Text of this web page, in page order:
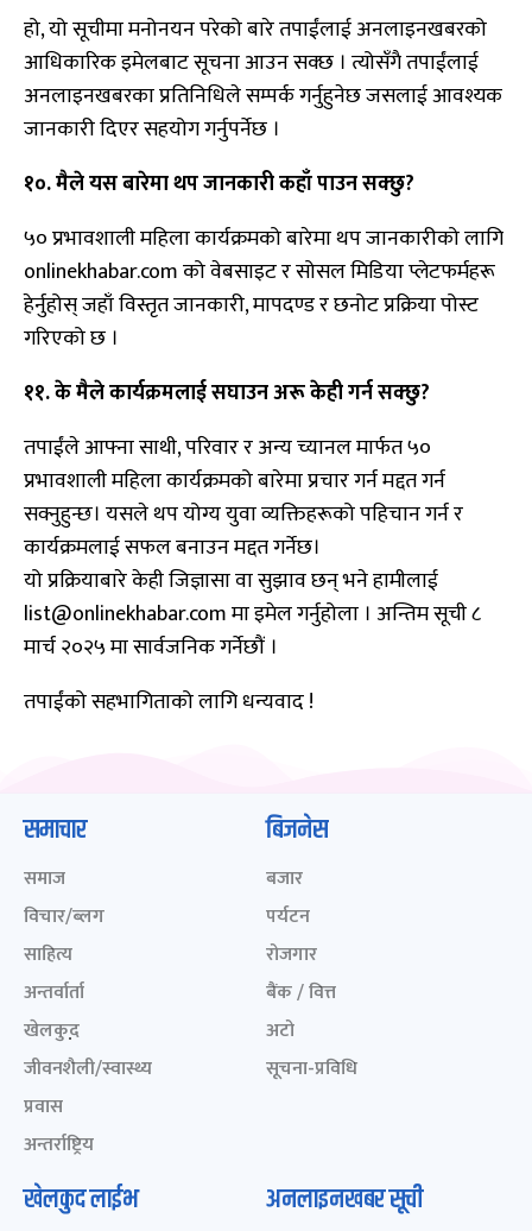
हो, यो सूचीमा मनोनयन परेको बारे तपाईंलाई अनलाइनखबरको
आधिकारिक इमेलबाट सूचना आउन सक्छ । त्योसँगै तपाईंलाई
अनलाइनखबरका प्रतिनिधिले सम्पर्क गर्नुहुनेछ जसलाई आवश्यक
जानकारी दिएर सहयोग गर्नुपर्नेछ ।
१०. मैले यस बारेमा थप जानकारी कहाँ पाउन सक्छु?
५० प्रभावशाली महिला कार्यक्रमको बारेमा थप जानकारीको लागि
onlinekhabar.com को वेबसाइट र सोसल मिडिया प्लेटफर्महरू
हेर्नुहोस् जहाँ विस्तृत जानकारी, मापदण्ड र छनोट प्रक्रिया पोस्ट
गरिएको छ ।
११. के मैले कार्यक्रमलाई सघाउन अरू केही गर्न सक्छु?
तपाईंले आफ्ना साथी, परिवार र अन्य च्यानल मार्फत ५०
प्रभावशाली महिला कार्यक्रमको बारेमा प्रचार गर्न मद्दत गर्न
सक्नुहुन्छ। यसले थप योग्य युवा व्यक्तिहरूको पहिचान गर्न र
कार्यक्रमलाई सफल बनाउन मद्दत गर्नेछ।
यो प्रक्रियाबारे केही जिज्ञासा वा सुझाव छन् भने हामीलाई
list@onlinekhabar.com मा इमेल गर्नुहोला । अन्तिम सूची ८
मार्च २०२५ मा सार्वजनिक गर्नेछौं ।
तपाईंको सहभागिताको लागि धन्यवाद !
समाचार
समाज
विचार/ब्लग
साहित्य
अन्तर्वार्ता
खेलकुद़़
जीवनशैली/स्वास्थ्य
प्रवास
अन्तर्राष्ट्रिय
बिजनेस
बजार
पर्यटन
रोजगार
बैंक / वित्त
अटो
सूचना-प्रविधि
खेलकुद लाईभ अनलाइनखबर सूची